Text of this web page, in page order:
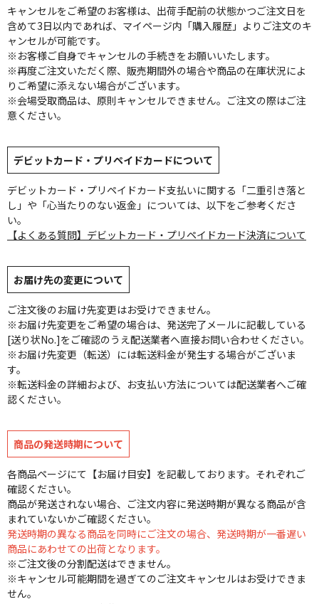
キャンセルをご希望のお客様は、出荷手配前の状態かつご注文日を
含めて3日以内であれば、マイページ内「購入履歴」よりご注文のキ
ャンセルが可能です。
※お客様ご自身でキャンセルの手続きをお願いいたします。
※再度ご注文いただく際、販売期間外の場合や商品の在庫状況によ
りご希望に添えない場合がございます。
※会場受取商品は、原則キャンセルできません。ご注文の際はご注
意ください。
デビットカード・プリペイドカードについて
デビットカード・プリペイドカード支払いに関する「二重引き落と
し」や「心当たりのない返金」については、以下をご参考くださ
い。
【よくある質問】デビットカード・プリペイドカード決済について
お届け先の変更について
ご注文後のお届け先変更はお受けできません。
※お届け先変更をご希望の場合は、発送完了メールに記載している
[送り状No.]をご確認のうえ配送業者へ直接お問い合わせください。
※お届け先変更（転送）には転送料金が発生する場合がございま
す。
※転送料金の詳細および、お支払い方法については配送業者へご確
認ください。
商品の発送時期について
各商品ページにて【お届け目安】を記載しております。それぞれご
確認ください。
商品が発送されない場合、ご注文内容に発送時期が異なる商品が含
まれていないかご確認ください。
発送時期の異なる商品を同時にご注文の場合、発送時期が一番遅い
商品にあわせての出荷となります。
※ご注文後の分割配送はできません。
※キャンセル可能期間を過ぎてのご注文キャンセルはお受けできま
せん。